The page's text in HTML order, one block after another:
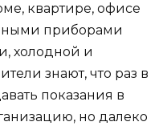
квартире, офисе
приборами
холодной и
знают, что раз в
показания в
но далеко